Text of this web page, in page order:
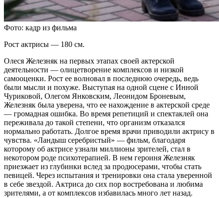
Фото: кадр из фильма
Рост актрисы — 180 см.
Олеся Железняк на первых этапах своей актерской
деятельности — олицетворение комплексов и низкой
самооценки. Рост ее волновал в последнюю очередь, ведь
были мысли и похуже. Выступая на одной сцене с Инной
Чуриковой, Олегом Янковским, Леонидом Броневым,
Железняк была уверена, что ее нахождение в актерской среде
— громадная ошибка. Во время репетиций и спектаклей она
переживала до такой степени, что организм отказался
нормально работать. Долгое время врачи приводили актрису в
чувства. «Ландыш серебристый» — фильм, благодаря
которому об актрисе узнали миллионы зрителей, стал в
некотором роде психотерапией. В нем героиня Железняк
приезжает из глубинки вслед за продюсерами, чтобы стать
певицей. Через испытания и тренировки она стала уверенной
в себе звездой. Актриса до сих пор востребована и любима
зрителями, а от комплексов избавилась много лет назад.